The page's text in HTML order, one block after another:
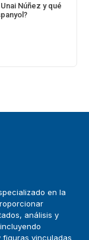
Núñez y qué
en la
análisis y
vinculadas